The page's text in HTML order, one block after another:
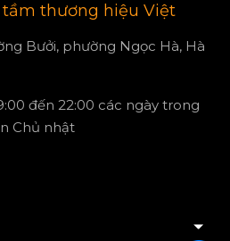
thương hiệu Việt
Bưởi, phường Ngọc Hà, Hà
đến 22:00 các ngày trong
Chủ nhật